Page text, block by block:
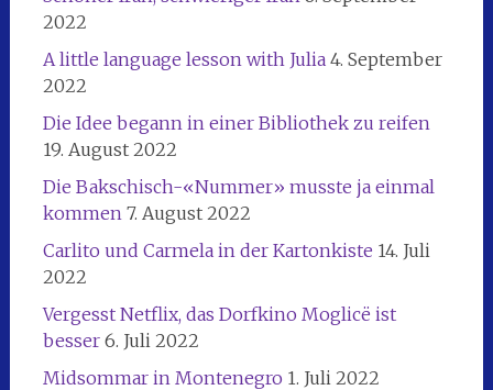
2022
A little language lesson with Julia 4. September
2022
Die Idee begann in einer Bibliothek zu reifen
19. August 2022
Die Bakschisch-«Nummer» musste ja einmal
kommen 7. August 2022
Carlito und Carmela in der Kartonkiste 14. Juli
2022
Vergesst Netflix, das Dorfkino Moglicë ist
besser 6. Juli 2022
Midsommar in Montenegro 1. Juli 2022